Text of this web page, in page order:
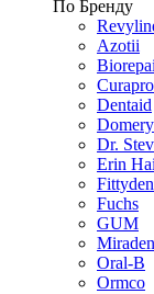
По Бренду
Azotii
Dentaid
Domery
Dr.
Erin
Fuchs
GUM
Oral-B
Ormco